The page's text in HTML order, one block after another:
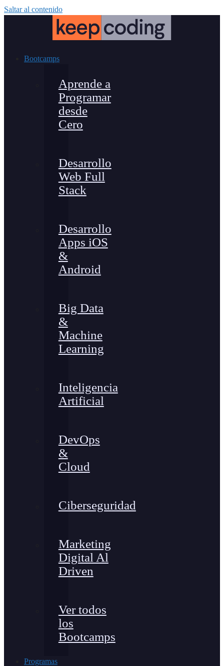
Saltar al contenido
Bootcamps
Aprende a
Programar
desde
Cero
Desarrollo
Web Full
Stack
Desarrollo
Apps iOS
&
Android
Big Data
&
Machine
Learning
Inteligencia
Artificial
DevOps
&
Cloud
Ciberseguridad
Marketing
Digital Al
Driven
Ver todos
los
Bootcamps
Programas